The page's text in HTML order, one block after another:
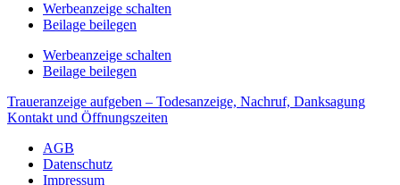
Werbeanzeige schalten
Beilage beilegen
Werbeanzeige schalten
Beilage beilegen
Traueranzeige aufgeben – Todesanzeige, Nachruf, Danksagung
Kontakt und Öffnungszeiten
AGB
Datenschutz
Impressum